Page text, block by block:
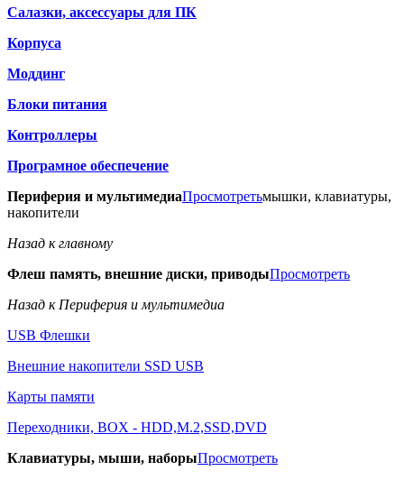
Салазки, аксессуары для ПК
Корпуса
Моддинг
Блоки питания
Контроллеры
Програмное обеспечение
Периферия и мультимедиаПросмотретьмышки, клавиатуры,
накопители
Назад к главному
Флеш память, внешние диски, приводыПросмотреть
Назад к Периферия и мультимедиа
USB Флешки
Внешние накопители SSD USB
Карты памяти
Переходники, BOX - HDD,M.2,SSD,DVD
Клавиатуры, мыши, наборыПросмотреть